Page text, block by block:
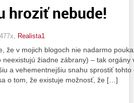
hroziť nebude!
Realista1
že v mojich blogoch nie nadarmo
žiadne zábrany) – tak
a vehementnejšiu snahu sprostiť
o tom, že existuje možnosť, že […]